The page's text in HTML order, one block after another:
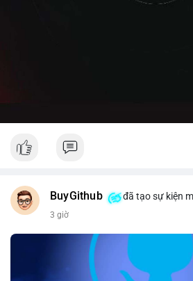
BuyGithub đã tạo sự kiện
3 giờ